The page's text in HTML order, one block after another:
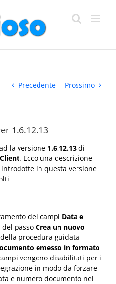
Precedente Prossimo
1.6.12.13
la versione 1.6.12.13 di
. Ecco una descrizione
in questa versione
dei campi Data e
del passo Crea un nuovo
della procedura guidata
emesso in formato
vengono disabilitati per i
in modo da forzare
e numero documento nel